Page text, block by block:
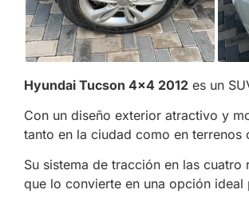
Hyundai Tucson 4×4 2012 es un
Con un diseño exterior atractivo y
tanto en la ciudad como en terrenos
Su sistema de tracción en las
que lo convierte en una opción